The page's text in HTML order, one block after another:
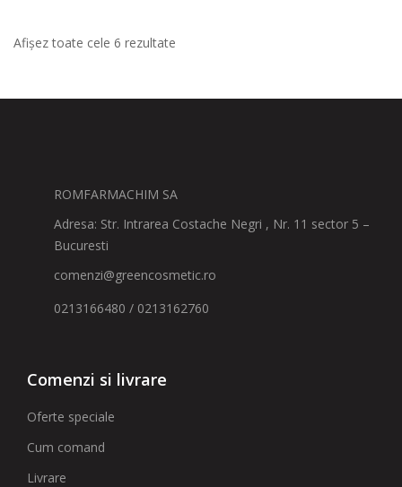
Afișez toate cele 6 rezultate
ROMFARMACHIM SA
Adresa: Str. Intrarea Costache Negri , Nr. 11 sector 5 –
Bucuresti
comenzi@greencosmetic.ro
0213166480 / 0213162760
Comenzi si livrare
Oferte speciale
Cum comand
Livrare